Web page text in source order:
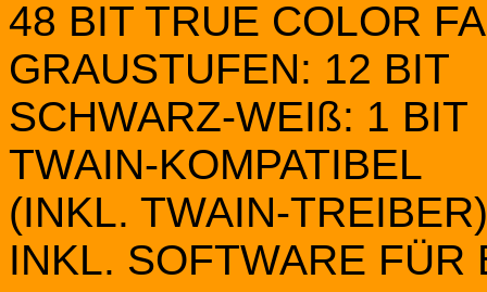
48 BIT TRUE COLOR
GRAUSTUFEN: 12 BIT
SCHWARZ-WEIß: 1 BIT
TWAIN-KOMPATIBEL
(INKL. TWAIN-TREIBER)
INKL. SOFTWARE FÜR